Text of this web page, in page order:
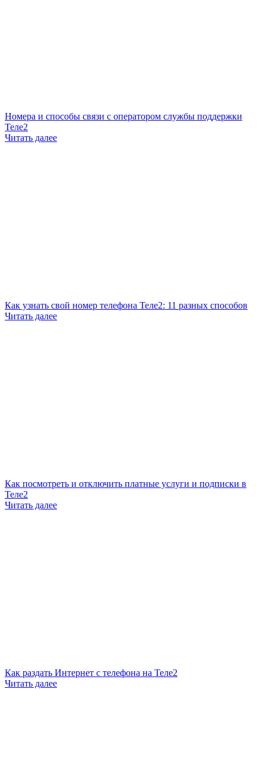
Номера и способы связи с оператором службы поддержки
Теле2
Читать далее
Как узнать свой номер телефона Теле2: 11 разных способов
Читать далее
Как посмотреть и отключить платные услуги и подписки в
Теле2
Читать далее
Как раздать Интернет с телефона на Теле2
Читать далее